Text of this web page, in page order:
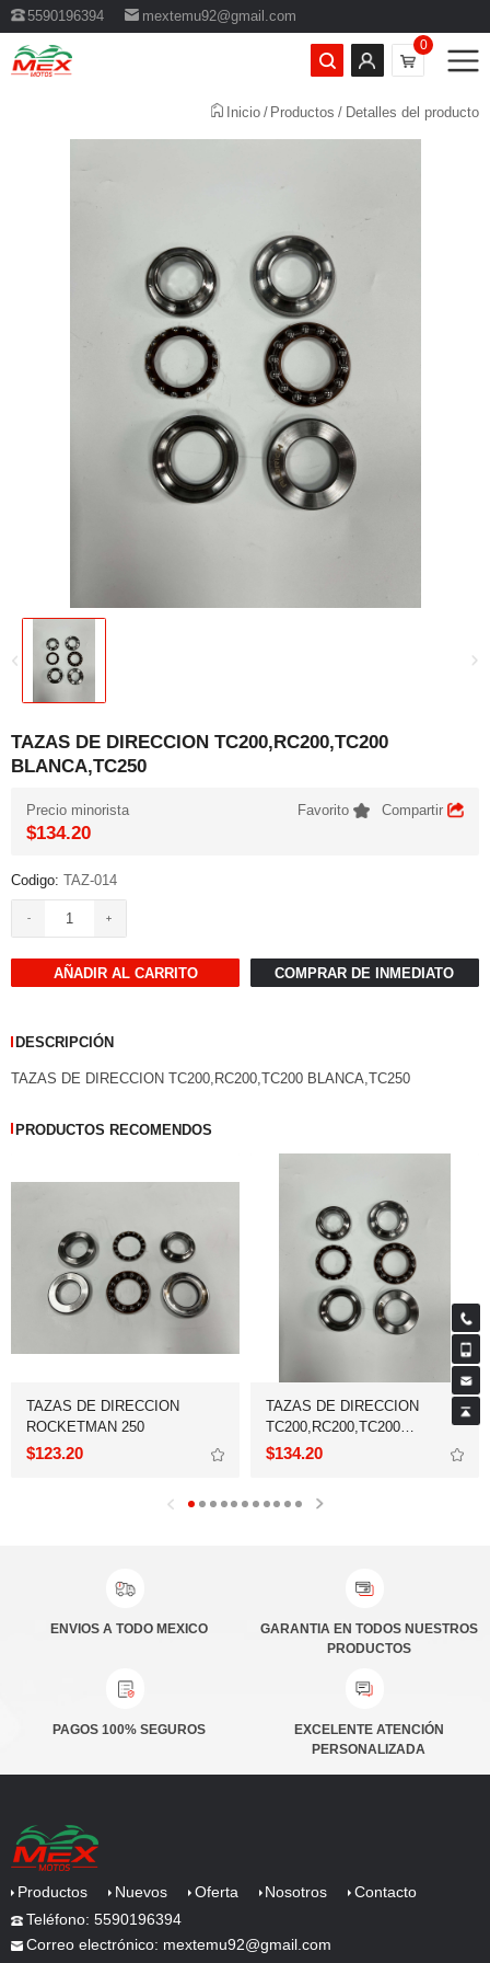
5590196394
mextemu92@gmail.com
0
Inicio Productos Detalles del producto
BLANCA,TC250
Precio minorista
$134.20
Favorito Compartir
Codigo: TAZ-014
AÑADIR AL CARRITO COMPRAR DE INMEDIATO
DESCRIPCIÓN
TAZAS DE DIRECCION TC200,RC200,TC200 BLANCA,TC250
PRODUCTOS RECOMENDOS
ROCKETMAN 250
$123.20 BLANCA,TC250
$134.20
ENVIOS A TODO MEXICO
PRODUCTOS
PAGOS 100% SEGUROS
PERSONALIZADA
Productos Nuevos Oferta Nosotros
Contacto
Teléfono: 5590196394
Correo electrónico: mextemu92@gmail.com